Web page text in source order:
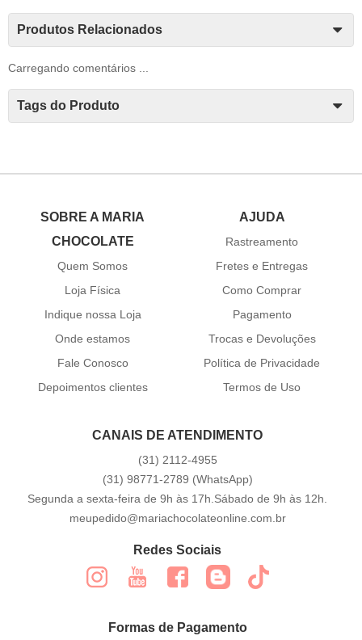
Produtos Relacionados
Carregando comentários ...
Tags do Produto
SOBRE A MARIA
CHOCOLATE
Quem Somos
Loja Física
Indique nossa Loja
Onde estamos
Fale Conosco
Depoimentos clientes
AJUDA
Rastreamento
Fretes e Entregas
Como Comprar
Pagamento
Trocas e Devoluções
Política de Privacidade
Termos de Uso
CANAIS DE ATENDIMENTO
(31) 2112-4955
(31) 98771-2789 (WhatsApp)
Segunda a sexta-feira de 9h às 17h.Sábado de 9h às 12h.
meupedido@mariachocolateonline.com.br
Redes Sociais
Formas de Pagamento